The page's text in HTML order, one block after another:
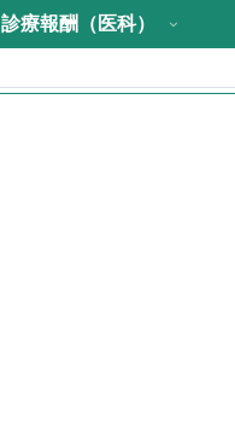
診療報酬（医科）